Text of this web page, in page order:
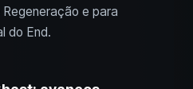
e para
do End.